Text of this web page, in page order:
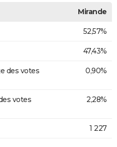
Mirande
52,57%
47,43%
des votes
0,90%
votes
2,28%
1 227